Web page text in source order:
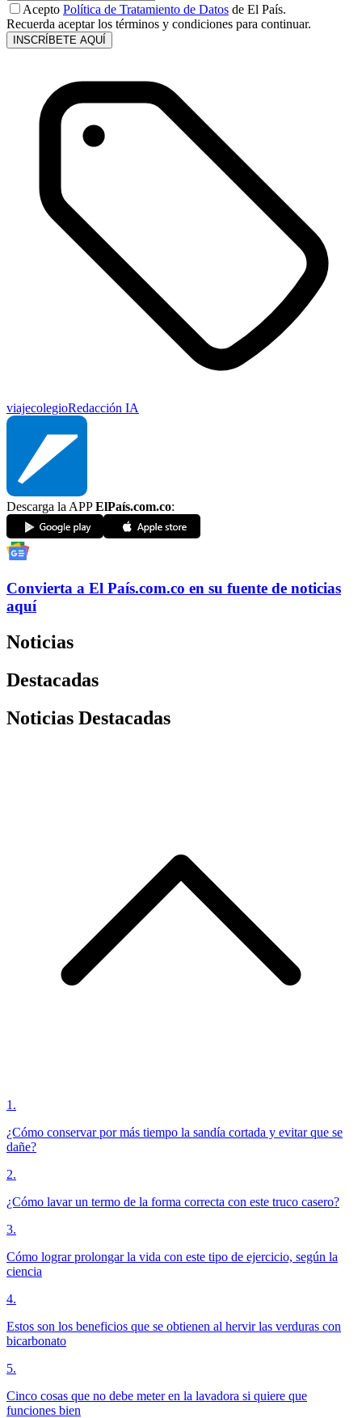
Acepto Política de Tratamiento de Datos de El País.
Recuerda aceptar los términos y condiciones para continuar.
INSCRÍBETE AQUÍ
viajecolegioRedacción IA
Descarga la APPElPaís.com.co:
Convierta a El País.com.co en su fuente de noticias
aquí
Noticias
Destacadas
Noticias Destacadas
1 .
¿Cómo conservar por más tiempo la sandía cortada y evitar que se
dañe?
2.
¿Cómo lavar un termo de la forma correcta con este truco casero?
3.
Cómo lograr prolongar la vida con este tipo de ejercicio, según la
ciencia
4.
Estos son los beneficios que se obtienen al hervir las verduras con
bicarbonato
5.
Cinco cosas que no debe meter en la lavadora si quiere que
funciones bien